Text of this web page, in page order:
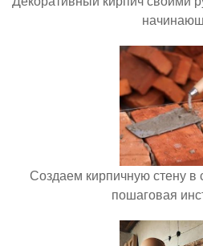
Создаем кирпичную стену в
пошаговая